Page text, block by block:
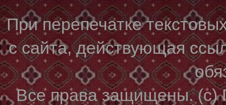
При перепечатке
с сайта, действующая
Все права защищены. (с)